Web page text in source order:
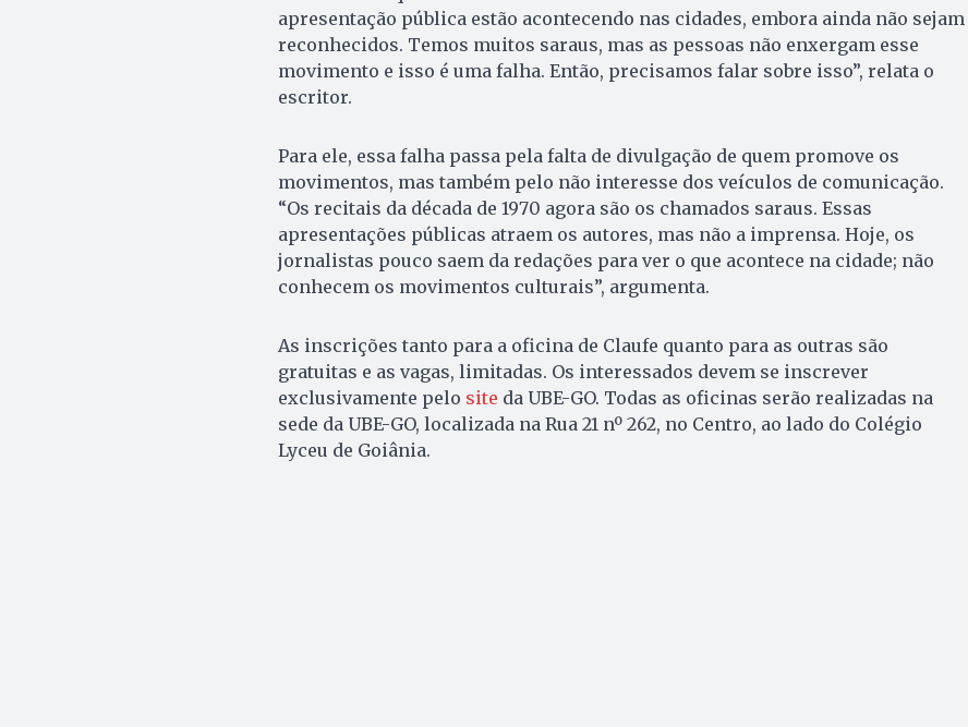
apresentação pública estão acontecendo nas cidades, embora ainda não sejam
reconhecidos. Temos muitos saraus, mas as pessoas não enxergam esse
movimento e isso é uma falha. Então, precisamos falar sobre isso”, relata o
escritor.
Para ele, essa falha passa pela falta de divulgação de quem promove os
movimentos, mas também pelo não interesse dos veículos de comunicação.
“Os recitais da década de 1970 agora são os chamados saraus. Essas
apresentações públicas atraem os autores, mas não a imprensa. Hoje, os
jornalistas pouco saem da redações para ver o que acontece na cidade; não
conhecem os movimentos culturais”, argumenta.
As inscrições tanto para a oficina de Claufe quanto para as outras são
gratuitas e as vagas, limitadas. Os interessados devem se inscrever
exclusivamente pelo site da UBE-GO. Todas as oficinas serão realizadas na
sede da UBE-GO, localizada na Rua 21 nº 262, no Centro, ao lado do Colégio
Lyceu de Goiânia.